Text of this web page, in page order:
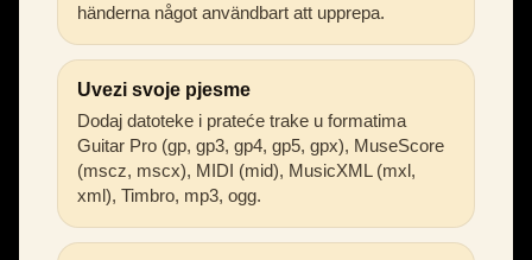
händerna något användbart att upprepa.
Uvezi svoje pjesme
Dodaj datoteke i prateće trake u formatima
Guitar Pro (gp, gp3, gp4, gp5, gpx), MuseScore
(mscz, mscx), MIDI (mid), MusicXML (mxl,
xml), Timbro, mp3, ogg.